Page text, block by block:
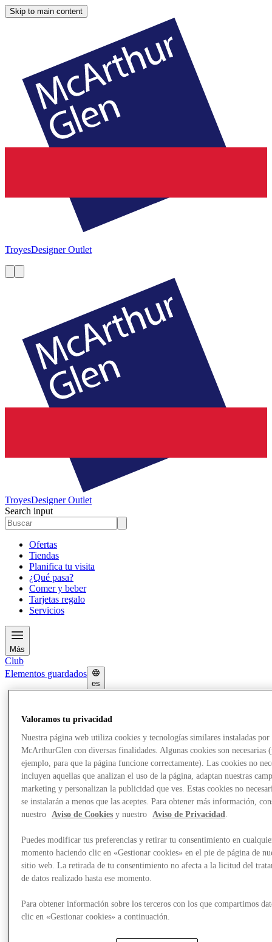
Skip to main content
TroyesDesigner Outlet
TroyesDesigner Outlet
Search input
Ofertas
Tiendas
Planifica tu visita
¿Qué pasa?
Comer y beber
Tarjetas regalo
Servicios
Más
Club
Elementos guardados
es
Tiendas
Planifica tu visita
¿Qué pasa?
Comer y beber
Tarjetas regalo
Servicios
Más
Valoramos tu privacidad
Nuestra página web utiliza cookies y tecnologías similares instaladas por
McArthurGlen con diversas finalidades. Algunas cookies son necesarias
ejemplo, para que la página funcione correctamente). Las cookies no
incluyen aquellas que analizan el uso de la página, adaptan nuestras
marketing y personalizan la publicidad que ves. Estas cookies no
se instalarán a menos que las aceptes. Para obtener más información,
nuestro
Aviso de Cookies y nuestro Aviso de Privacidad
Puedes modificar tus preferencias y retirar tu consentimiento en
momento haciendo clic en «Gestionar cookies» en el pie de página de
sitio web. La retirada de tu consentimiento no afecta a la licitud del
de datos realizado hasta ese momento.
Para obtener información sobre los terceros con los que compartimos
clic en «Gestionar cookies» a continuación.